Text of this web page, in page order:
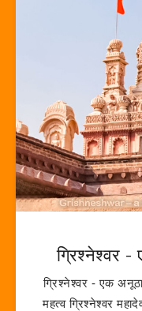
ग्रिश्नेश्वर
ग्रिश्नेश्वर - एक अनूठा
महत्व ग्रिश्नेश्वर